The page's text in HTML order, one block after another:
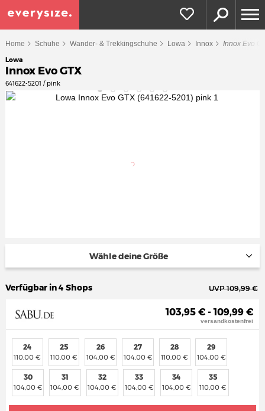
Home Schuhe Wander- & Trekkingschuhe Lowa Innox Innox Evo
Lowa
Innox Evo GTX
641622-5201 / pink
Wähle deine Größe
Verfügbar in 4 Shops UVP 109,99 €
103,95 € - 109,99 €
versandkostenfrei
24
110,00 €
25
110,00 €
26
104,00 €
27
104,00 €
28
110,00 €
29
104,00 €
30
104,00 €
31
104,00 €
32
104,00 €
33
104,00 €
34
104,00 €
35
110,00 €